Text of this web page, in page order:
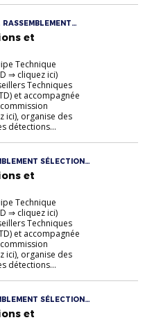
et
Technique
⇒ cliquez ici)
Techniques
et accompagnée
ici), organise des
détections...
SÉLECTION
et
Technique
⇒ cliquez ici)
Techniques
et accompagnée
ici), organise des
détections...
SÉLECTION
et